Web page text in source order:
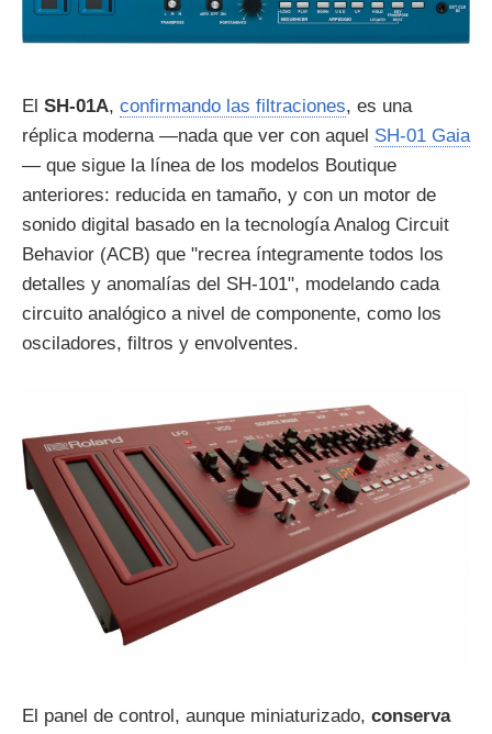
El SH-01A, confirmando las filtraciones, es una
réplica moderna —nada que ver con aquel SH-01 Gaia
— que sigue la línea de los modelos Boutique
anteriores: reducida en tamaño, y con un motor de
sonido digital basado en la tecnología Analog Circuit
Behavior (ACB) que "recrea íntegramente todos los
detalles y anomalías del SH-101", modelando cada
circuito analógico a nivel de componente, como los
osciladores, filtros y envolventes.
El panel de control, aunque miniaturizado, conserva